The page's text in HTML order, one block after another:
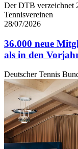
Der DTB verzeichnet
Tennisvereinen
28/07/2026
36.000 neue
als in den
Deutscher Tennis